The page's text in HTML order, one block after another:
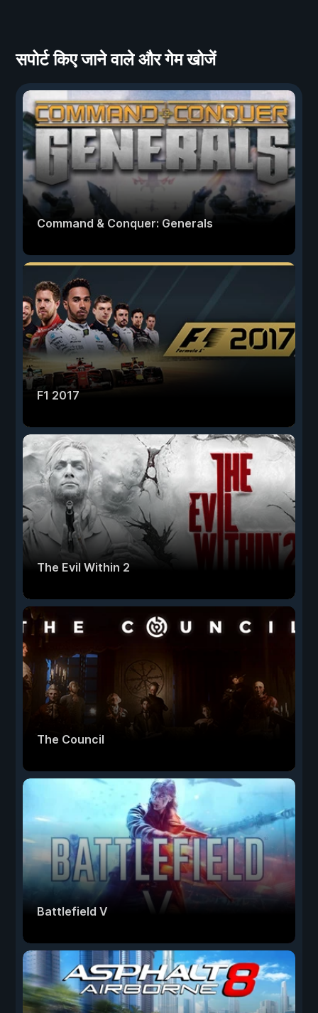
सपोर्ट किए जाने वाले और गेम खोजें
Command & Conquer: Generals
F1 2017
The Evil Within 2
The Council
Battlefield V